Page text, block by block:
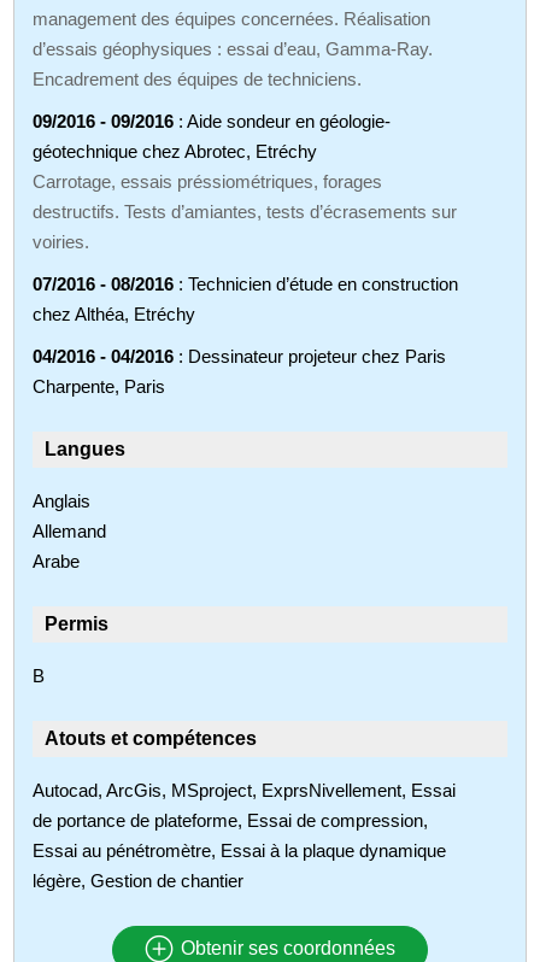
management des équipes concernées. Réalisation
d’essais géophysiques : essai d’eau, Gamma-Ray.
Encadrement des équipes de techniciens.
09/2016 - 09/2016 : Aide sondeur en géologie-
géotechnique chez Abrotec, Etréchy
Carrotage, essais préssiométriques, forages
destructifs. Tests d’amiantes, tests d’écrasements sur
voiries.
07/2016 - 08/2016 : Technicien d’étude en construction
chez Althéa, Etréchy
04/2016 - 04/2016 : Dessinateur projeteur chez Paris
Charpente, Paris
Langues
Anglais
Allemand
Arabe
Permis
B
Atouts et compétences
Autocad, ArcGis, MSproject, ExprsNivellement, Essai
de portance de plateforme, Essai de compression,
Essai au pénétromètre, Essai à la plaque dynamique
légère, Gestion de chantier
Obtenir ses coordonnées